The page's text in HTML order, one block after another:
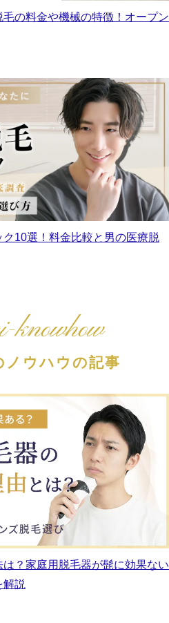
の料金や機械の特徴！オープン
10選！料金比較と男の医療脱
knowhow
ノウハウの記事
？家庭用脱毛器が髭に効果ない
解説